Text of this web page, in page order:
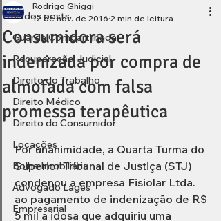
Todos posts
Guarda Compartilhada
Recuperação Judicial
Direito do Trabalho
Direito Médico
Direito do Consumidor
Locações
Bolha Imobiliária
Advogado Lages
Empresarial
Consumidora será
indenizada por compra de
almofada com falsa
promessa terapêutica
Rodrigo Ghiggi
12 de nov. de 2016 2 min de leitura
Por unanimidade, a Quarta Turma do
Superior Tribunal de Justiça (STJ)
condenou a empresa Fisiolar Ltda.
ao pagamento de indenização de R$
5 mil a idosa que adquiriu uma